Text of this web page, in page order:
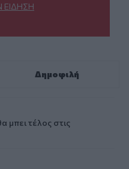
ΕΊΔΗΣΗ
Δημοφιλή
μπει τέλος στις